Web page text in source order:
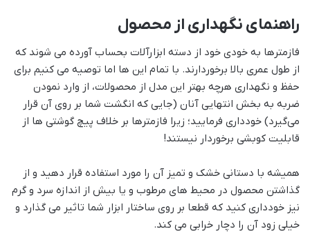
راهنمای نگهداری از محصول
فازمترها به خودی خود از دسته ابزارآلات بحساب آورده می شوند که
از طول عمری بالا برخوردارند. با تمام این ها اما توصیه می کنیم برای
حفظ و نگهداری هرچه بهتر این مدل از محصولات، از وارد نمودن
ضربه به بخش انتهایی آنان (جایی که انگشت شما بر روی آن قرار
می‌گیرد) خودداری فرمایید؛ زیرا فازمترها بر خلاف پیچ گوشتی ها از
قابلیت کوبشی برخوردار نیستند!
همیشه با دستانی خشک و تمیز آن را مورد استفاده قرار دهید و از
گذاشتن محصول در محیط های مرطوب و یا بیش از اندازه سرد و گرم
نیز خودداری کنید که قطعا بر روی ساختار ابزار شما تاثیر می گذارد و
خیلی زود آن را دچار خرابی می کند.